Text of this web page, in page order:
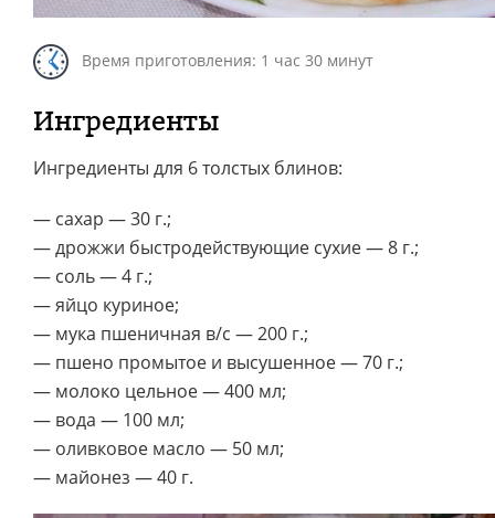
Время приготовления: 1 час 30 минут
Ингредиенты
Ингредиенты для 6 толстых блинов:
— сахар — 30 г.;
— дрожжи быстродействующие сухие — 8 г.;
— соль — 4 г.;
— яйцо куриное;
— мука пшеничная в/с — 200 г.;
— пшено промытое и высушенное — 70 г.;
— молоко цельное — 400 мл;
— вода — 100 мл;
— оливковое масло — 50 мл;
— майонез — 40 г.